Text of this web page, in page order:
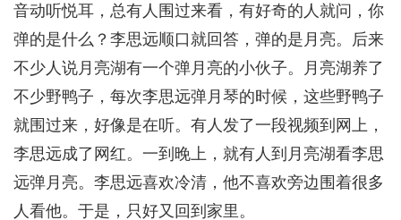
音动听悦耳，总有人围过来看，有好奇的人就问，你
弹的是什么？李思远顺口就回答，弹的是月亮。后来
不少人说月亮湖有一个弹月亮的小伙子。月亮湖养了
不少野鸭子，每次李思远弹月琴的时候，这些野鸭子
就围过来，好像是在听。有人发了一段视频到网上，
李思远成了网红。一到晚上，就有人到月亮湖看李思
远弹月亮。李思远喜欢冷清，他不喜欢旁边围着很多
人看他。于是，只好又回到家里。